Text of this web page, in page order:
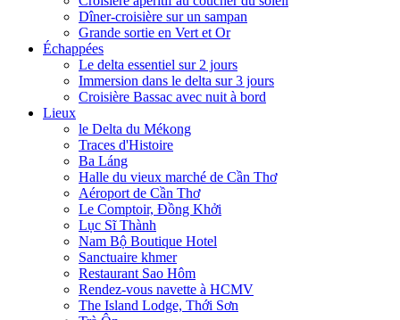
Dîner-croisière sur un sampan
Grande sortie en Vert et Or
Échappées
Le delta essentiel sur 2 jours
Immersion dans le delta sur 3 jours
Croisière Bassac avec nuit à bord
Lieux
le Delta du Mékong
Traces d'Histoire
Ba Láng
Halle du vieux marché de Cần Thơ
Aéroport de Cần Thơ
Le Comptoir, Đồng Khởi
Lục Sĩ Thành
Nam Bộ Boutique Hotel
Sanctuaire khmer
Restaurant Sao Hôm
Rendez-vous navette à HCMV
The Island Lodge, Thới Sơn